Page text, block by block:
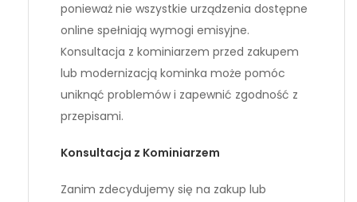
ponieważ nie wszystkie urządzenia dostępne
online spełniają wymogi emisyjne.
Konsultacja z kominiarzem przed zakupem
lub modernizacją kominka może pomóc
uniknąć problemów i zapewnić zgodność z
przepisami.
Konsultacja z Kominiarzem
Zanim zdecydujemy się na zakup lub